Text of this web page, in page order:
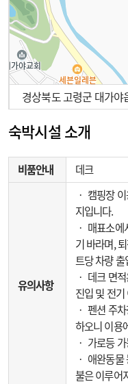
100m
경상북도 고령군 대가
숙박시설 소개
비품안내 데크
유의사항
‧ 캠핑장
지입니다.
‧ 매표소에
기 바라며,
트당 차량
‧ 데크 면
진입 및 전
‧ 펜션 주
하오니 이용
‧ 가로등
‧ 애완동물
불은 이루어